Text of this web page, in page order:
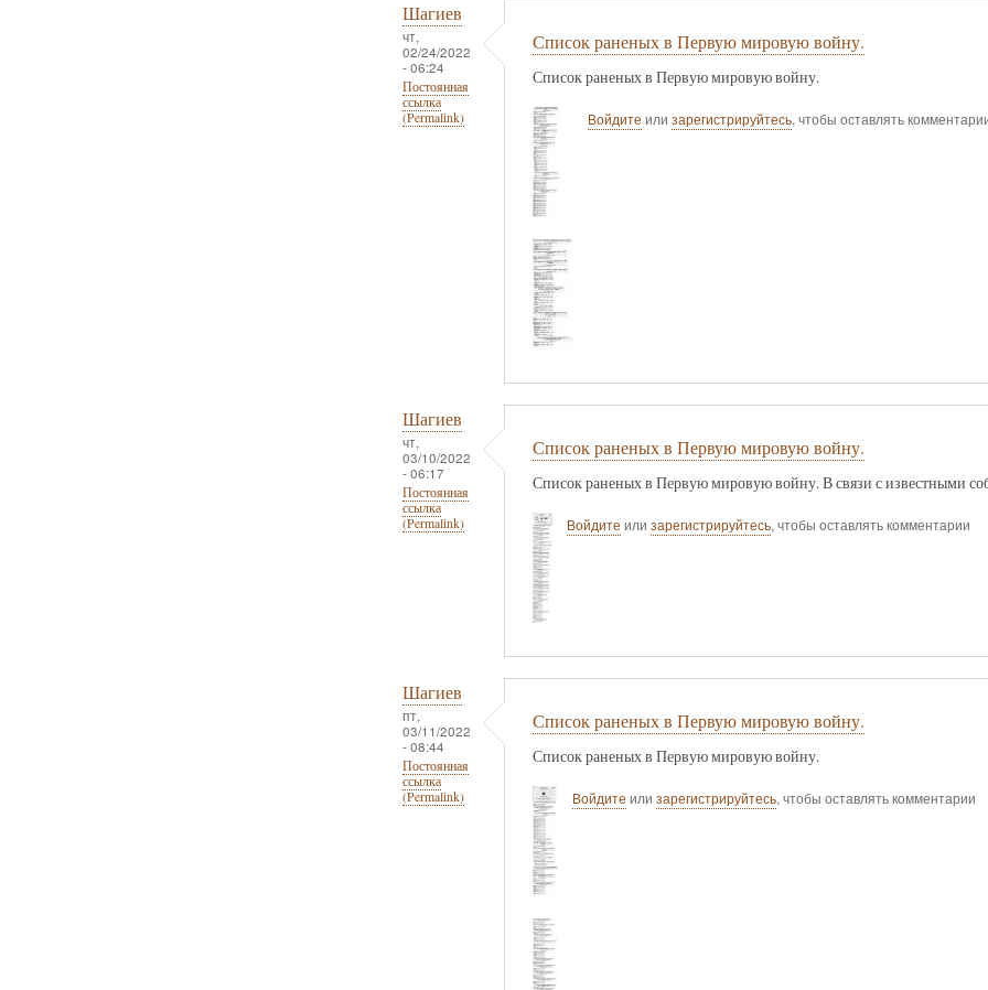
Шагиев
чт,
02/24/2022
- 06:24
Постоянная
ссылка
(Permalink)
Список раненых в Первую мировую войну.
Список раненых в Первую мировую войну.
Войдите илизарегистрируйтесь, чтобы оставлять
Шагиев
чт,
03/10/2022
- 06:17
Постоянная
ссылка
(Permalink)
Список раненых в Первую мировую войну.
Список раненых в Первую мировую войну. В связи с известными
Войдите илизарегистрируйтесь, чтобы оставлять комментарии
Шагиев
пт,
03/11/2022
- 08:44
Постоянная
ссылка
(Permalink)
Список раненых в Первую мировую войну.
Список раненых в Первую мировую войну.
Войдите илизарегистрируйтесь, чтобы оставлять комментарии